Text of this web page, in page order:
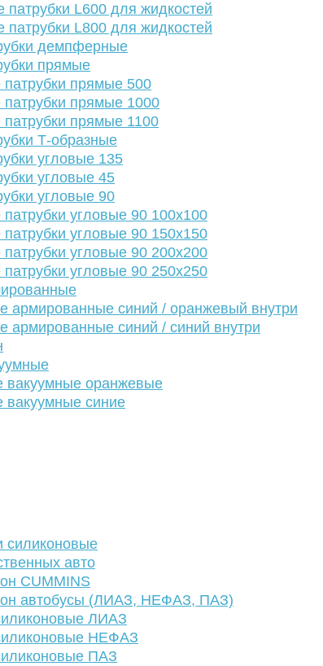
L600 для жидкостей
L800 для жидкостей
демпферные
прямые
прямые 500
прямые 1000
прямые 1100
Т-образные
угловые 135
угловые 45
угловые 90
угловые 90 100х100
угловые 90 150х150
угловые 90 200х200
угловые 90 250х250
армированные синий / оранжевый внутри
армированные синий / синий внутри
вакуумные оранжевые
вакуумные синие
силиконовые
авто
CUMMINS
автобусы (ЛИАЗ, НЕФАЗ, ПАЗ)
ЛИАЗ
НЕФАЗ
ПАЗ